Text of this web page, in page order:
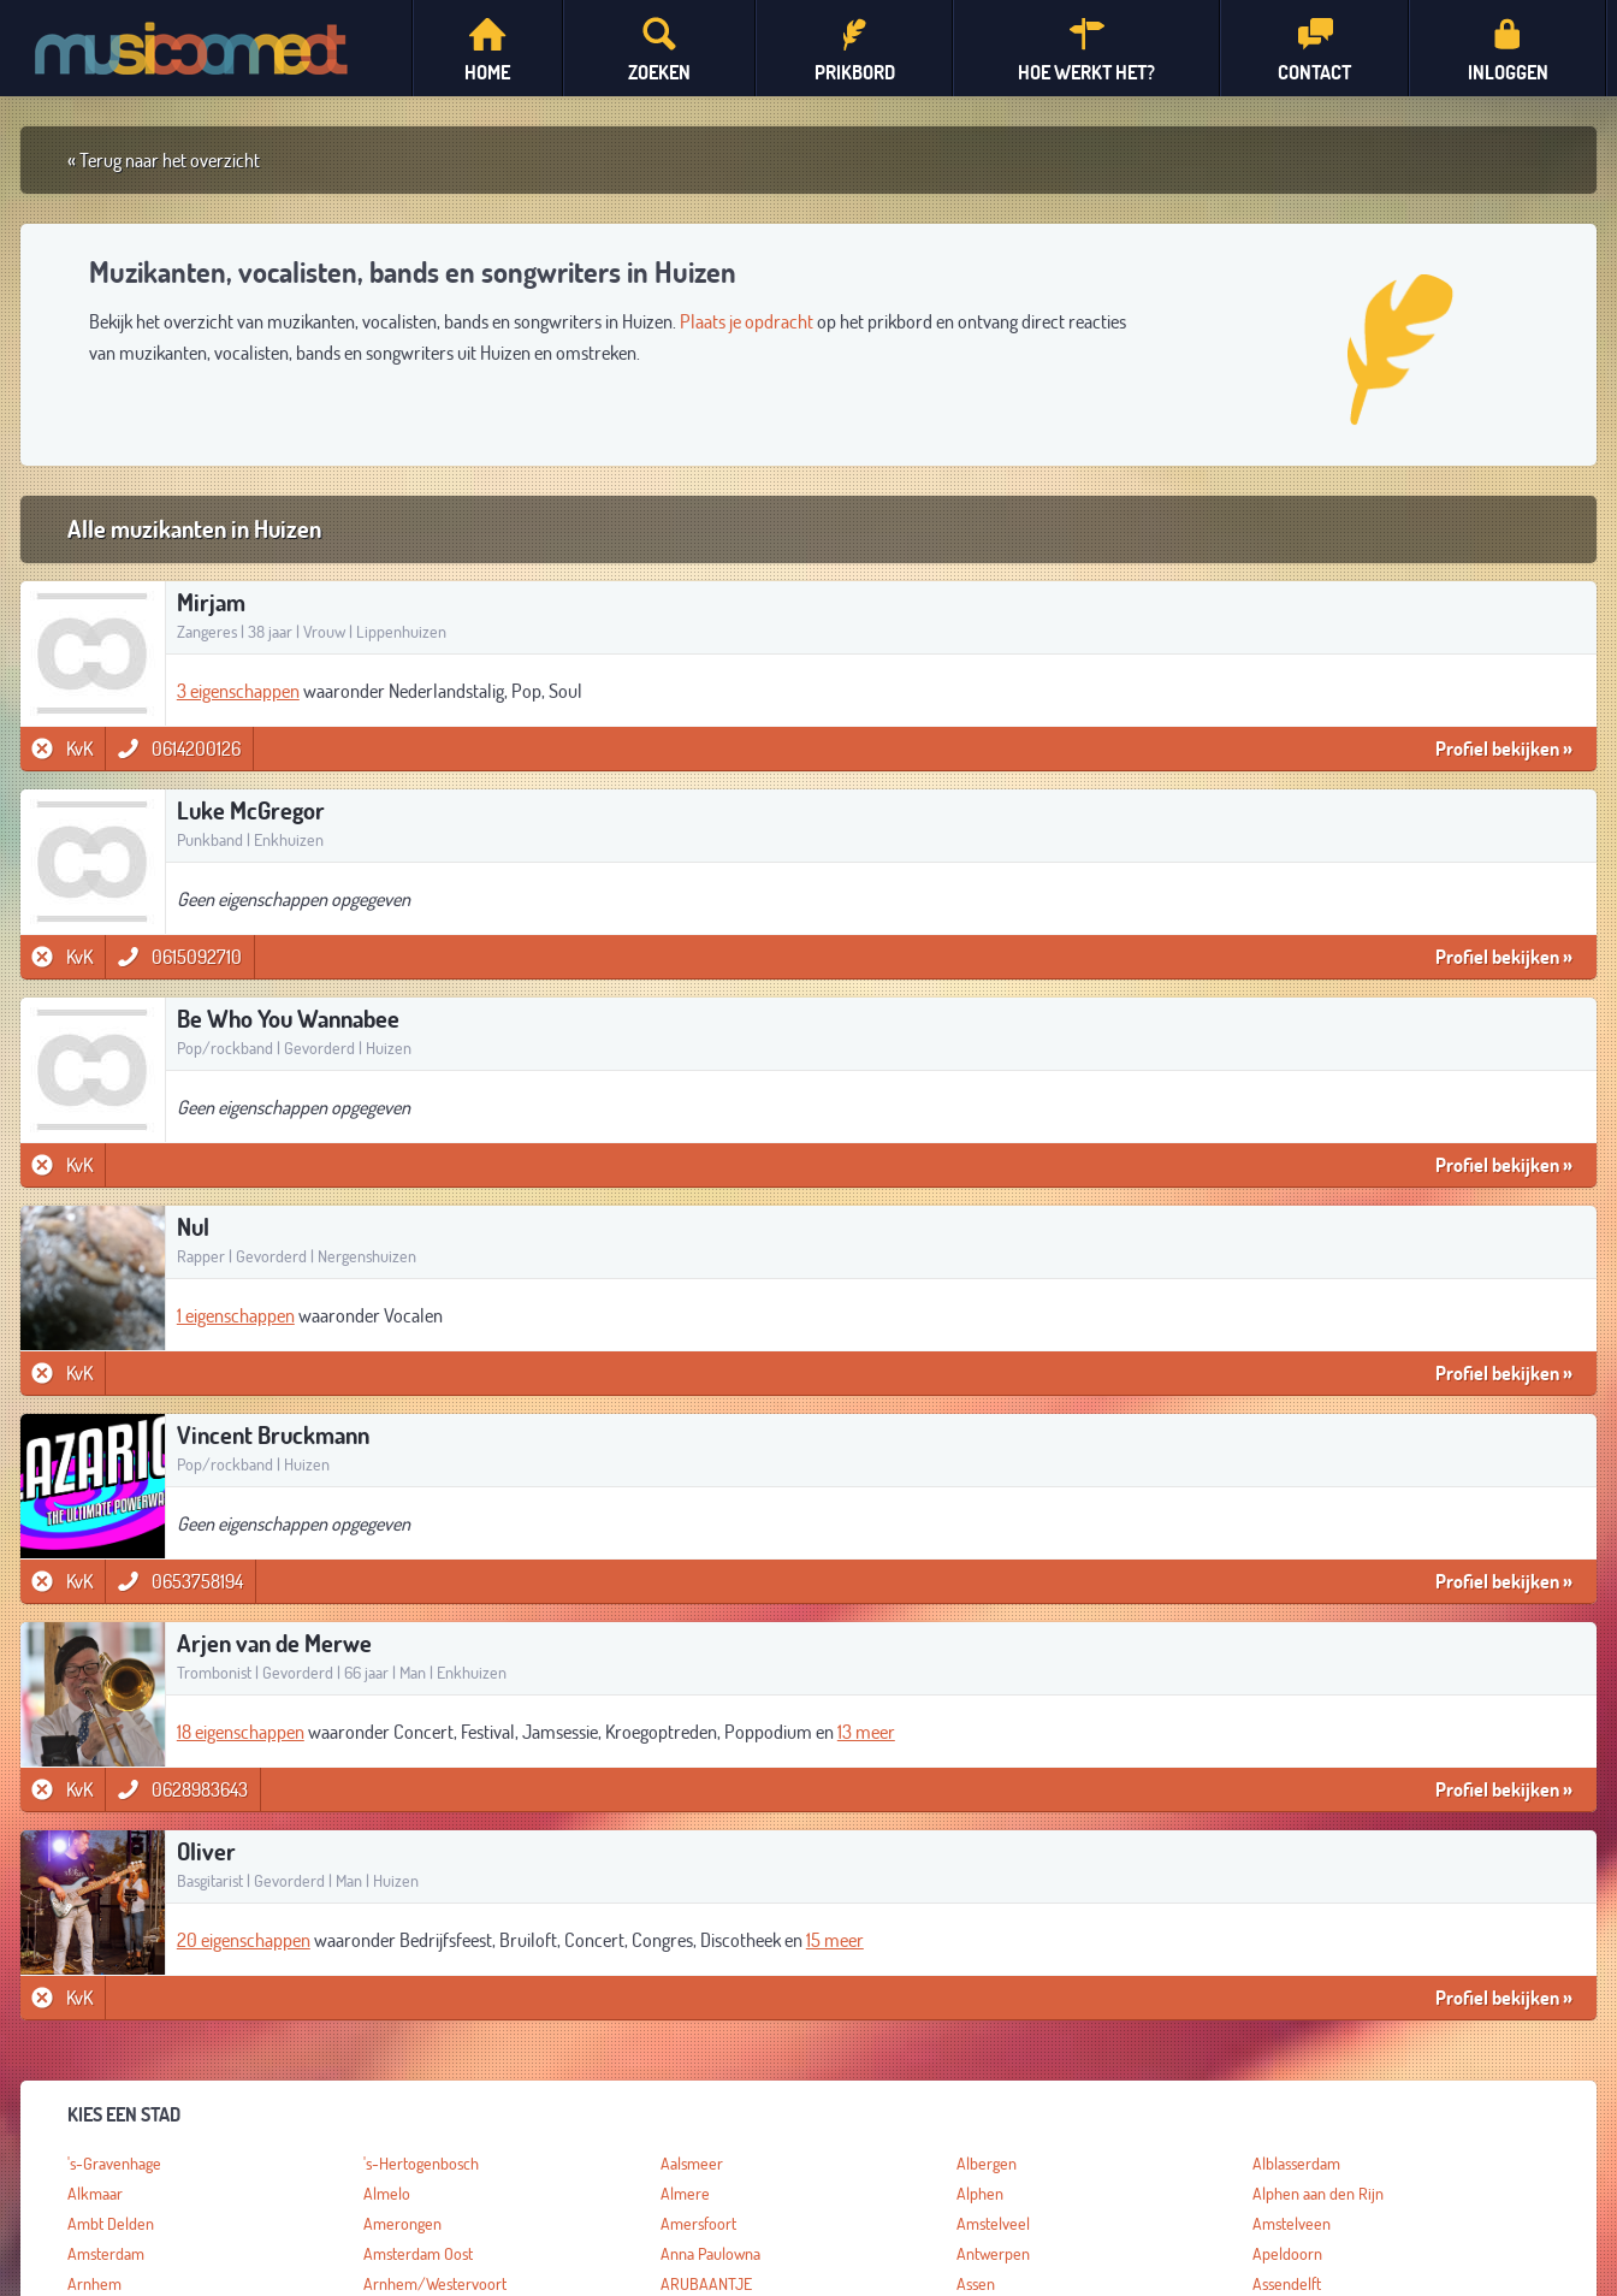
INLOGGEN
CONTACT
HOE WERKT HET?
PRIKBORD
ZOEKEN
HOME
« Terug naar het overzicht
Muzikanten, vocalisten, bands en songwriters in Huizen
Bekijk het overzicht van muzikanten, vocalisten, bands en songwriters in Huizen. Plaats je opdrachtop het prikbord en ontvang direct reacties
van muzikanten, vocalisten, bands en songwriters uit Huizen en omstreken.
Alle muzikanten in Huizen
Mirjam
Zangeres | 38 jaar | Vrouw | Lippenhuizen
3 eigenschappenwaaronder Nederlandstalig, Pop, Soul
KvK 0614200126 Profiel bekijken»
Luke McGregor
Punkband | Enkhuizen
Geen eigenschappen opgegeven
KvK 0615092710 Profiel bekijken»
Be Who You Wannabee
Pop/rockband | Gevorderd | Huizen
Geen eigenschappen opgegeven
KvK Profiel bekijken»
Nul
Rapper | Gevorderd | Nergenshuizen
1 eigenschappenwaaronder Vocalen
KvK Profiel bekijken»
Vincent Bruckmann
Pop/rockband | Huizen
Geen eigenschappen opgegeven
KvK 0653758194 Profiel bekijken»
Arjen van de Merwe
Trombonist | Gevorderd | 66 jaar | Man | Enkhuizen
18 eigenschappenwaaronder Concert, Festival, Jamsessie, Kroegoptreden, Poppodium en13 meer
KvK 0628983643 Profiel bekijken»
Oliver
Basgitarist | Gevorderd | Man | Huizen
20 eigenschappenwaaronder Bedrijfsfeest, Bruiloft, Concert, Congres, Discotheek en15 meer
KvK Profiel bekijken»
KIES EEN STAD
's-Gravenhage 's-Hertogenbosch Aalsmeer Albergen
Alblasserdam
Alkmaar
Almelo Almere Alphen
Alphen aan den Rijn
Ambt Delden
Amerongen Amersfoort Amstelveel
Amstelveen
Amsterdam
Amsterdam Oost Anna Paulowna Antwerpen
Apeldoorn
Arnhem
Arnhem/Westervoort ARUBAANTJE Assen
Assendelft